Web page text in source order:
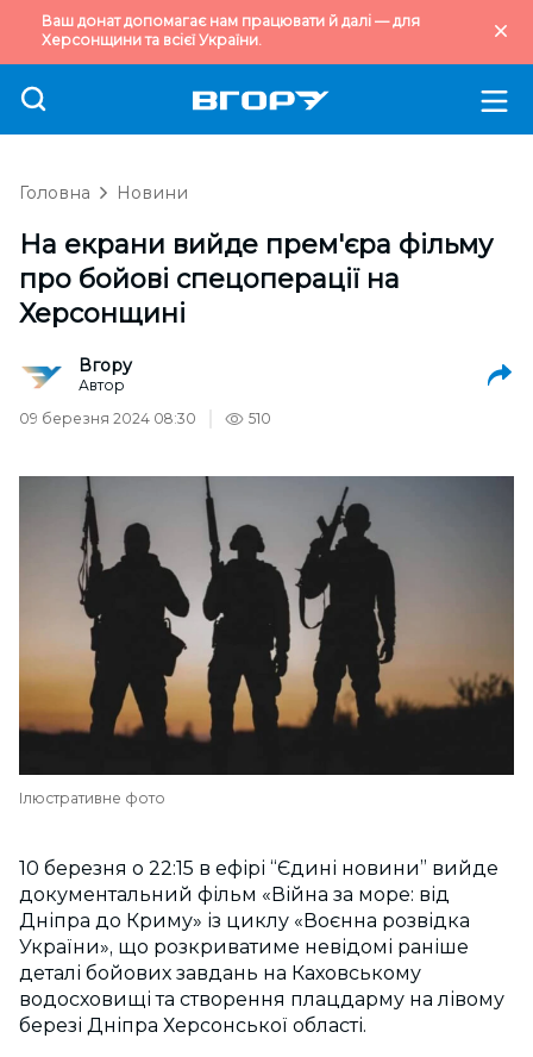
Ваш донат допомагає нам працювати й далі — для
Херсонщини та всієї України.
Головна Новини
На екрани вийде прем'єра фільму
про бойові спецоперації на
Херсонщині
Вгору
Автор
09 березня 2024 08:30
510
Ілюстративне фото
10 березня о 22:15 в ефірі “Єдині новини” вийде
документальний фільм «Війна за море: від
Дніпра до Криму» із циклу «Воєнна розвідка
України», що розкриватиме невідомі раніше
деталі бойових завдань на Каховському
водосховищі та створення плацдарму на лівому
березі Дніпра Херсонської області.